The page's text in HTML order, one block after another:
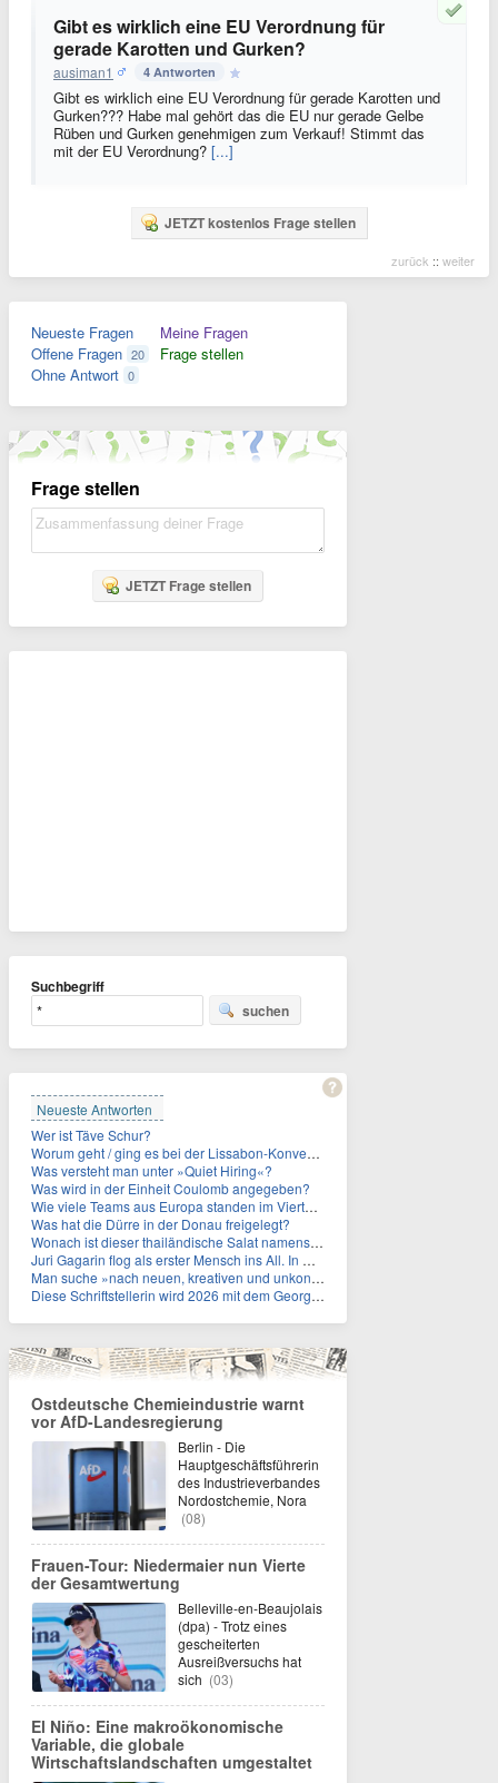
Gibt es wirklich eine EU Verordnung für
gerade Karotten und Gurken?
ausiman1 4 Antworten
Gibt es wirklich eine EU Verordnung für gerade Karotten und
Gurken??? Habe mal gehört das die EU nur gerade Gelbe
Rüben und Gurken genehmigen zum Verkauf! Stimmt das
mit der EU Verordnung? [...]
JETZT kostenlos Frage stellen
zurück :: weiter
Neueste Fragen
Offene Fragen 20
Ohne Antwort 0
Meine Fragen
Frage stellen
Frage stellen
JETZT Frage stellen
Suchbegriff
suchen
Neueste Antworten
Wer ist Täve Schur?
Worum geht / ging es bei der Lissabon-Konvention?
Was versteht man unter »Quiet Hiring«?
Was wird in der Einheit Coulomb angegeben?
Wie viele Teams aus Europa standen im Viertelfinale der Fußball-WM 2026 in Mexiko, den USA und Kanada?
Was hat die Dürre in der Donau freigelegt?
Wonach ist dieser thailändische Salat namens Nam Tok benannt?
Juri Gagarin flog als erster Mensch ins All. In welchem Jahr?
Man suche »nach neuen, kreativen und unkonventionellen« Ideen im Umgang mit dem Iran, schrieb das US-Militär. An wen?
Diese Schriftstellerin wird 2026 mit dem Georg-Büchner-Preis ausgezeichnet. Wie heißt sie?
Ostdeutsche Chemieindustrie warnt
vor AfD-Landesregierung
Berlin - Die
Hauptgeschäftsführerin
des Industrieverbandes
Nordostchemie, Nora
(08)
Frauen-Tour: Niedermaier nun Vierte
der Gesamtwertung
Belleville-en-Beaujolais
(dpa) - Trotz eines
gescheiterten
Ausreißversuchs hat
sich (03)
El Niño: Eine makroökonomische
Variable, die globale
Wirtschaftslandschaften umgestaltet